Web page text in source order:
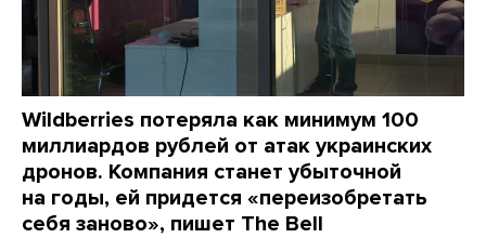
Wildberries потеряла как минимум 100
миллиардов рублей от атак украинских
дронов. Компания станет убыточной
на годы, ей придется «переизобретать
себя заново», пишет The Bell